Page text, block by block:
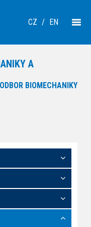
CZ / EN
A
ODBOR BIOMECHANIKY